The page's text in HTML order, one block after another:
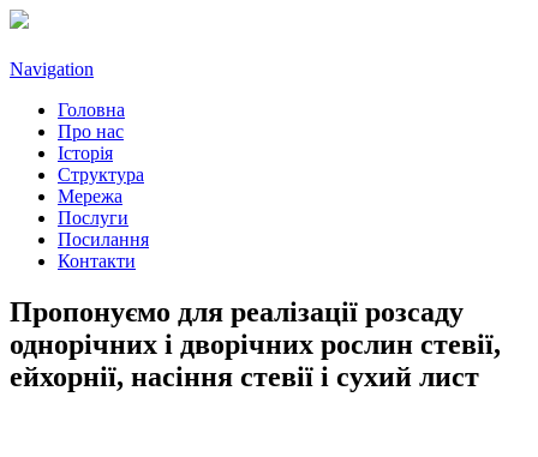
Navigation
Головна
Про нас
Історія
Структура
Мережа
Послуги
Посилання
Контакти
Пропонуємо для реалізації розсаду
однорічних і дворічних рослин стевії,
ейхорнії, насіння стевії і сухий лист